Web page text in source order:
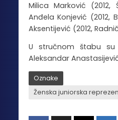
Milica Marković
Anđela Konjević (2012,
Aksentijević (2012,
U stručnom štabu su
Aleksandar
Oznake
Ženska juniorska